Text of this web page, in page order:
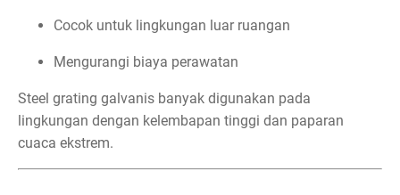
Cocok untuk lingkungan luar ruangan
Mengurangi biaya perawatan
Steel grating galvanis banyak digunakan pada
lingkungan dengan kelembapan tinggi dan paparan
cuaca ekstrem.